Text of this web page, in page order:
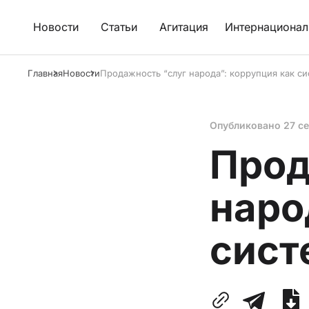
Новости Статьи Агитация Интернационал
ГлавнаяНовостиПродажность “слуг народа”: коррупция как
Опубликовано 27